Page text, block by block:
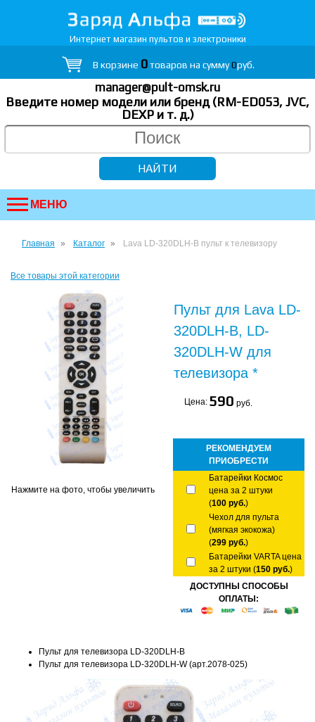
Интернет магазин пультов и электроники
В корзине 0товаров на сумму0руб.
manager@pult-omsk.ru
Введите номер модели или бренд (RM-ED053, JVC,
DEXP и т. д.)
МЕНЮ
Главная Каталог Lava LD-320DLH-B пульт к телевизору
Все товары этой категории
Нажмите на фото, чтобы увеличить
Пульт для Lava LD-
320DLH-B, LD-
320DLH-W для
телевизора *
Цена: 590 руб.
РЕКОМЕНДУЕМ
ПРИОБРЕСТИ
Батарейки Космос
цена за 2 штуки
(100 руб.)
Чехол для пульта
(мягкая экокожа)
(299 руб.)
Батарейки VARTA цена
за 2 штуки (150 руб.)
ДОСТУПНЫ СПОСОБЫ
ОПЛАТЫ:
Пульт для телевизора LD-320DLH-B
Пульт для телевизора LD-320DLH-W (арт.2078-025)